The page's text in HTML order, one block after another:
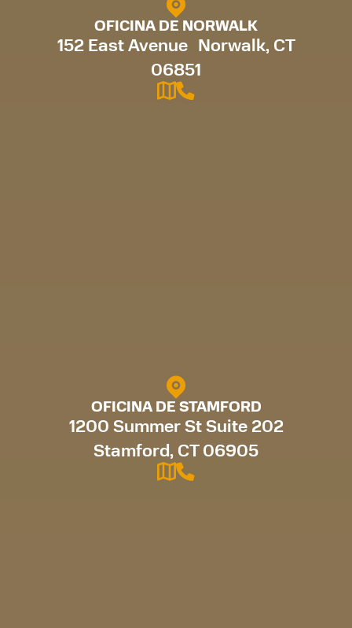
OFICINA DE NORWALK
152 East Avenue Norwalk, CT
06851
OFICINA DE STAMFORD
1200 Summer St Suite 202
Stamford, CT 06905